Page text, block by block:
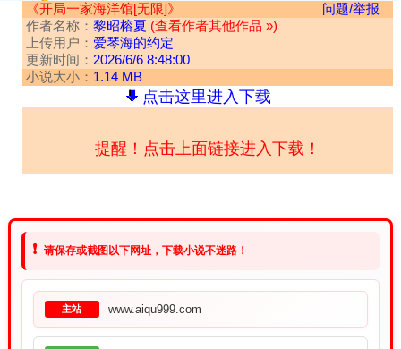
《开局一家海洋馆[无限]》
问题/举报
作者名称： 黎昭榕夏 (查看作者其他作品 »)
上传用户： 爱琴海的约定
更新时间： 2026/6/6 8:48:00
小说大小： 1.14 MB
点击这里进入下载
提醒！点击上面链接进入下载！
❗ 请保存或截图以下网址，下载小说不迷路！
主站 www.aiqu999.com